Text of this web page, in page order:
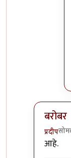
बरोबर
प्रदीप
In reply
आहे.